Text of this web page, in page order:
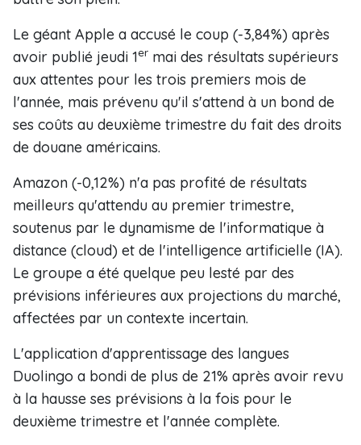
Le géant Apple a accusé le coup (-3,84%) après
avoir publié jeudi 1er mai des résultats supérieurs
aux attentes pour les trois premiers mois de
l'année, mais prévenu qu'il s'attend à un bond de
ses coûts au deuxième trimestre du fait des droits
de douane américains.
Amazon (-0,12%) n'a pas profité de résultats
meilleurs qu'attendu au premier trimestre,
soutenus par le dynamisme de l'informatique à
distance (cloud) et de l'intelligence artificielle (IA).
Le groupe a été quelque peu lesté par des
prévisions inférieures aux projections du marché,
affectées par un contexte incertain.
L'application d'apprentissage des langues
Duolingo a bondi de plus de 21% après avoir revu
à la hausse ses prévisions à la fois pour le
deuxième trimestre et l'année complète.